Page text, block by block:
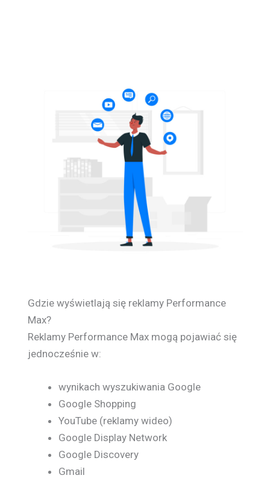
Gdzie wyświetlają się reklamy Performance
Max?
Reklamy Performance Max mogą pojawiać się
jednocześnie w:
wynikach wyszukiwania Google
Google Shopping
YouTube (reklamy wideo)
Google Display Network
Google Discovery
Gmail